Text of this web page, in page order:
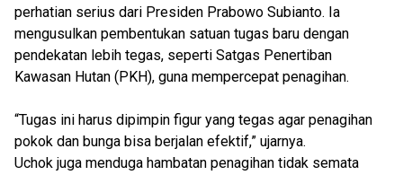
perhatian serius dari Presiden Prabowo Subianto. Ia
mengusulkan pembentukan satuan tugas baru dengan
pendekatan lebih tegas, seperti Satgas Penertiban
Kawasan Hutan (PKH), guna mempercepat penagihan.
“Tugas ini harus dipimpin figur yang tegas agar penagihan
pokok dan bunga bisa berjalan efektif,” ujarnya.
Uchok juga menduga hambatan penagihan tidak semata